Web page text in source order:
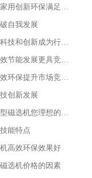
磁选机厂家用创新环保满足市发展
自我发展
磁选机用科技和创新成为行业中的顶梁柱
磁选机高效节能发展更具竞争力
磁选机高效环保提升市场竞争力
创新发展
经济适用型磁选机您理想的选择
能特点
高效环保效果好
选机价格的因素